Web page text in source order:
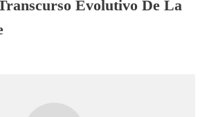
Evolutivo De La